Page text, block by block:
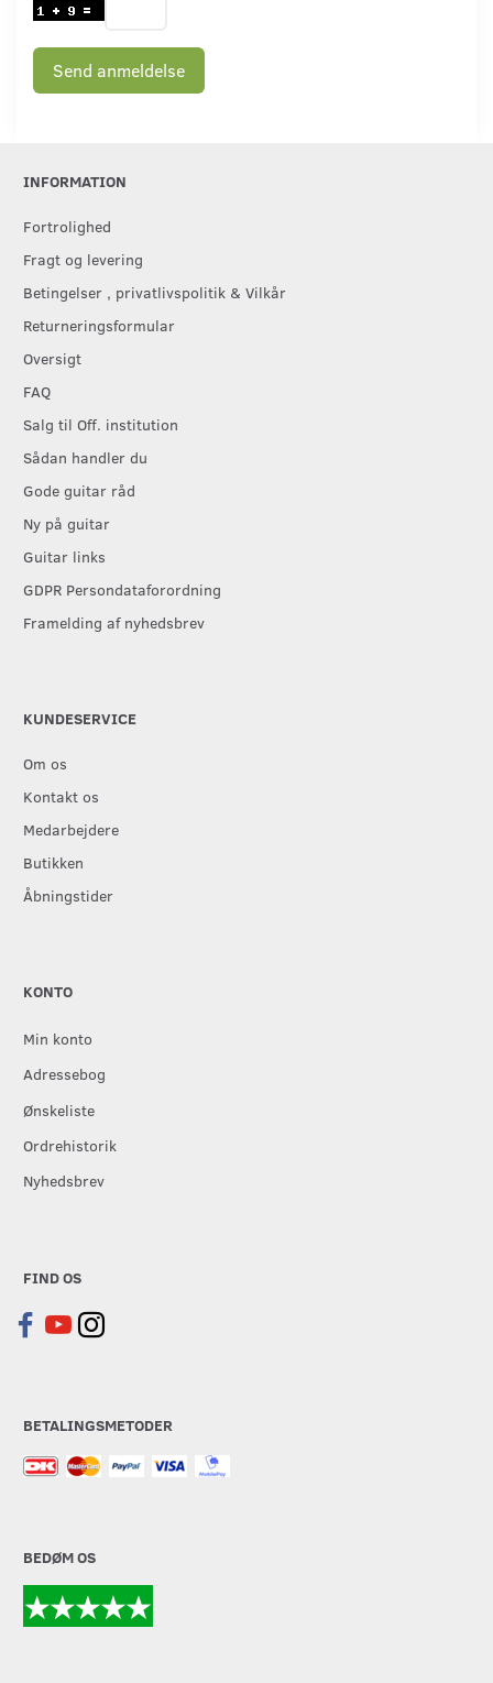
Send anmeldelse
INFORMATION
Fortrolighed
Fragt og levering
Betingelser , privatlivspolitik & Vilkår
Returneringsformular
Oversigt
FAQ
Salg til Off. institution
Sådan handler du
Gode guitar råd
Ny på guitar
Guitar links
GDPR Persondataforordning
Framelding af nyhedsbrev
KUNDESERVICE
Om os
Kontakt os
Medarbejdere
Butikken
Åbningstider
KONTO
Min konto
Adressebog
Ønskeliste
Ordrehistorik
Nyhedsbrev
FIND OS
BETALINGSMETODER
BEDØM OS